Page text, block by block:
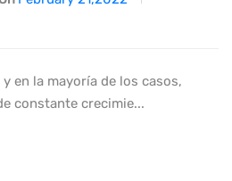
en la mayoría de los casos,
constante crecimie...